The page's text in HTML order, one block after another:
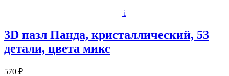
i
3D пазл Панда, кристаллический, 53
детали, цвета микс
570 ₽